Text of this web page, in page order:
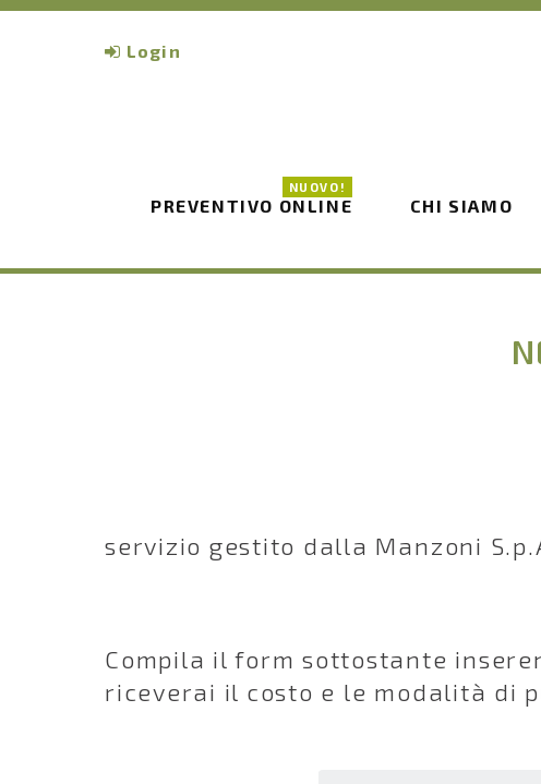
Login
PREVENTIVO ONLINE
NUOVO!
CHI SIAMO
servizio gestito dalla Manzoni
Compila il form sottostante
riceverai il costo e le modalità di